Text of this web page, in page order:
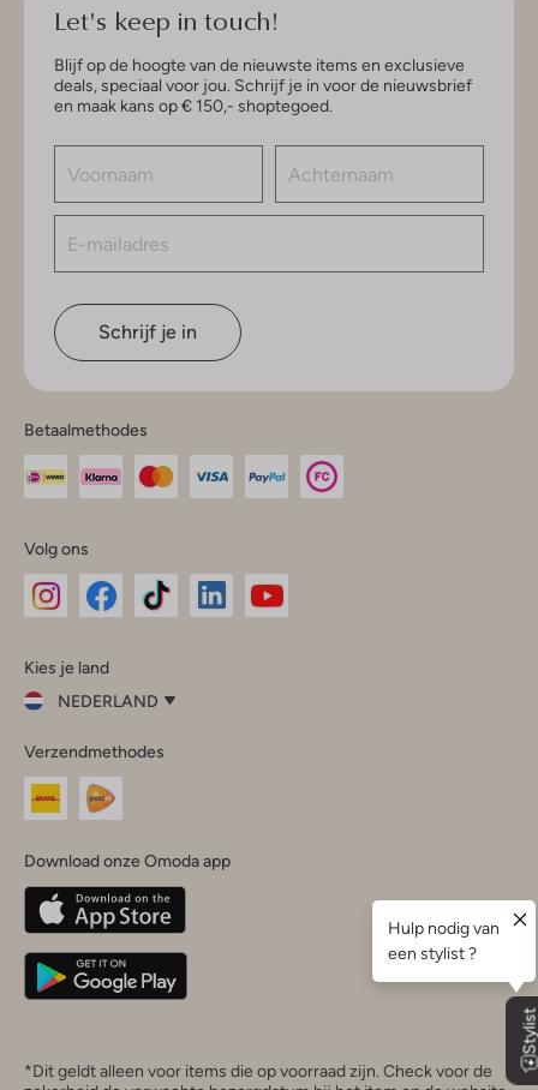
Let's keep in touch!
Blijf op de hoogte van de nieuwste items en exclusieve
deals, speciaal voor jou. Schrijf je in voor de nieuwsbrief
en maak kans op € 150,- shoptegoed.
Schrijf je in
Betaalmethodes
Volg ons
InstagramFacebook
Kies je land
NEDERLAND
je
land
Nederland
Belgique(Français)
Deutschland
Verzendmethodes
Download onze Omoda app
*Dit geldt alleen voor items die op voorraad zijn. Check voor de